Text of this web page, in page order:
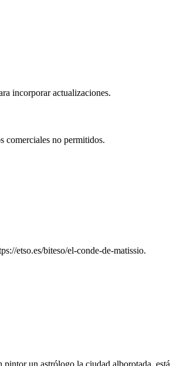
incorporar actualizaciones.
comerciales no permitidos.
etso.es/biteso/el-conde-de-matissio.
un astrólogo la ciudad alborotada,